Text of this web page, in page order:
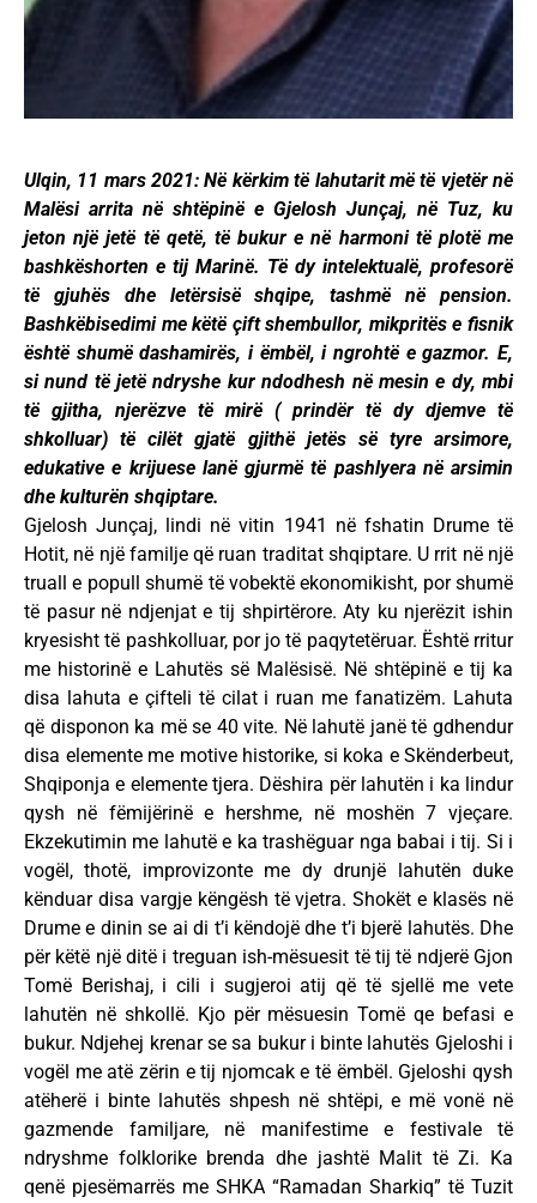
Ulqin, 11 mars 2021: Në kërkim të lahutarit më të vjetër në
Malësi arrita në shtëpinë e Gjelosh Junçaj, në Tuz, ku
jeton një jetë të qetë, të bukur e në harmoni të plotë me
bashkëshorten e tij Marinë. Të dy intelektualë, profesorë
të gjuhës dhe letërsisë shqipe, tashmë në pension.
Bashkëbisedimi me këtë çift shembullor, mikpritës e fisnik
është shumë dashamirës, i ëmbël, i ngrohtë e gazmor. E,
si nund të jetë ndryshe kur ndodhesh në mesin e dy, mbi
të gjitha, njerëzve të mirë ( prindër të dy djemve të
shkolluar) të cilët gjatë gjithë jetës së tyre arsimore,
edukative e krijuese lanë gjurmë të pashlyera në arsimin
dhe kulturën shqiptare.
Gjelosh Junçaj, lindi në vitin 1941 në fshatin Drume të
Hotit, në një familje që ruan traditat shqiptare. U rrit në një
truall e popull shumë të vobektë ekonomikisht, por shumë
të pasur në ndjenjat e tij shpirtërore. Aty ku njerëzit ishin
kryesisht të pashkolluar, por jo të paqytetëruar. Është rritur
me historinë e Lahutës së Malësisë. Në shtëpinë e tij ka
disa lahuta e çifteli të cilat i ruan me fanatizëm. Lahuta
që disponon ka më se 40 vite. Në lahutë janë të gdhendur
disa elemente me motive historike, si koka e Skënderbeut,
Shqiponja e elemente tjera. Dëshira për lahutën i ka lindur
qysh në fëmijërinë e hershme, në moshën 7 vjeçare.
Ekzekutimin me lahutë e ka trashëguar nga babai i tij. Si i
vogël, thotë, improvizonte me dy drunjë lahutën duke
kënduar disa vargje këngësh të vjetra. Shokët e klasës në
Drume e dinin se ai di t’i këndojë dhe t’i bjerë lahutës. Dhe
për këtë një ditë i treguan ish-mësuesit të tij të ndjerë Gjon
Tomë Berishaj, i cili i sugjeroi atij që të sjellë me vete
lahutën në shkollë. Kjo për mësuesin Tomë qe befasi e
bukur. Ndjehej krenar se sa bukur i binte lahutës Gjeloshi i
vogël me atë zërin e tij njomcak e të ëmbël. Gjeloshi qysh
atëherë i binte lahutës shpesh në shtëpi, e më vonë në
gazmende familjare, në manifestime e festivale të
ndryshme folklorike brenda dhe jashtë Malit të Zi. Ka
qenë pjesëmarrës me SHKA “Ramadan Sharkiq” të Tuzit